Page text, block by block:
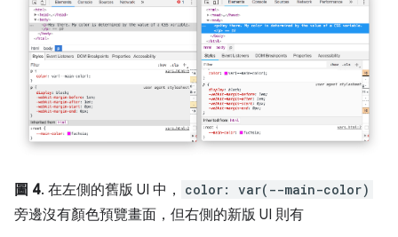
圖 4. 在左側的舊版 UI 中， color: var(--main-color)
旁邊沒有顏色預覽畫面，但右側的新版 UI 則有